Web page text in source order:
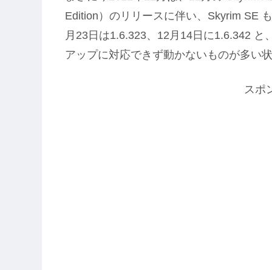
Edition）のリリースに伴い、Skyrim SE
月23日は1.6.323、12月14日に1.6.342
アップに対応できず動かないものが多い
スポ